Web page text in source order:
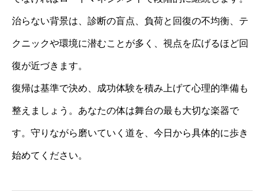
治らない背景は、診断の盲点、負荷と回復の不均衡、テ
クニックや環境に潜むことが多く、視点を広げるほど回
復が近づきます。
復帰は基準で決め、成功体験を積み上げて心理的準備も
整えましょう。あなたの体は舞台の最も大切な楽器で
す。守りながら磨いていく道を、今日から具体的に歩き
始めてください。